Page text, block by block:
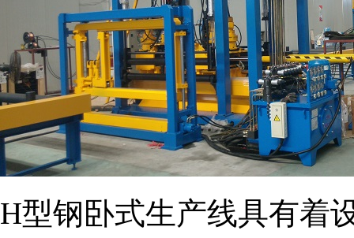
H型钢卧式生产线具有着